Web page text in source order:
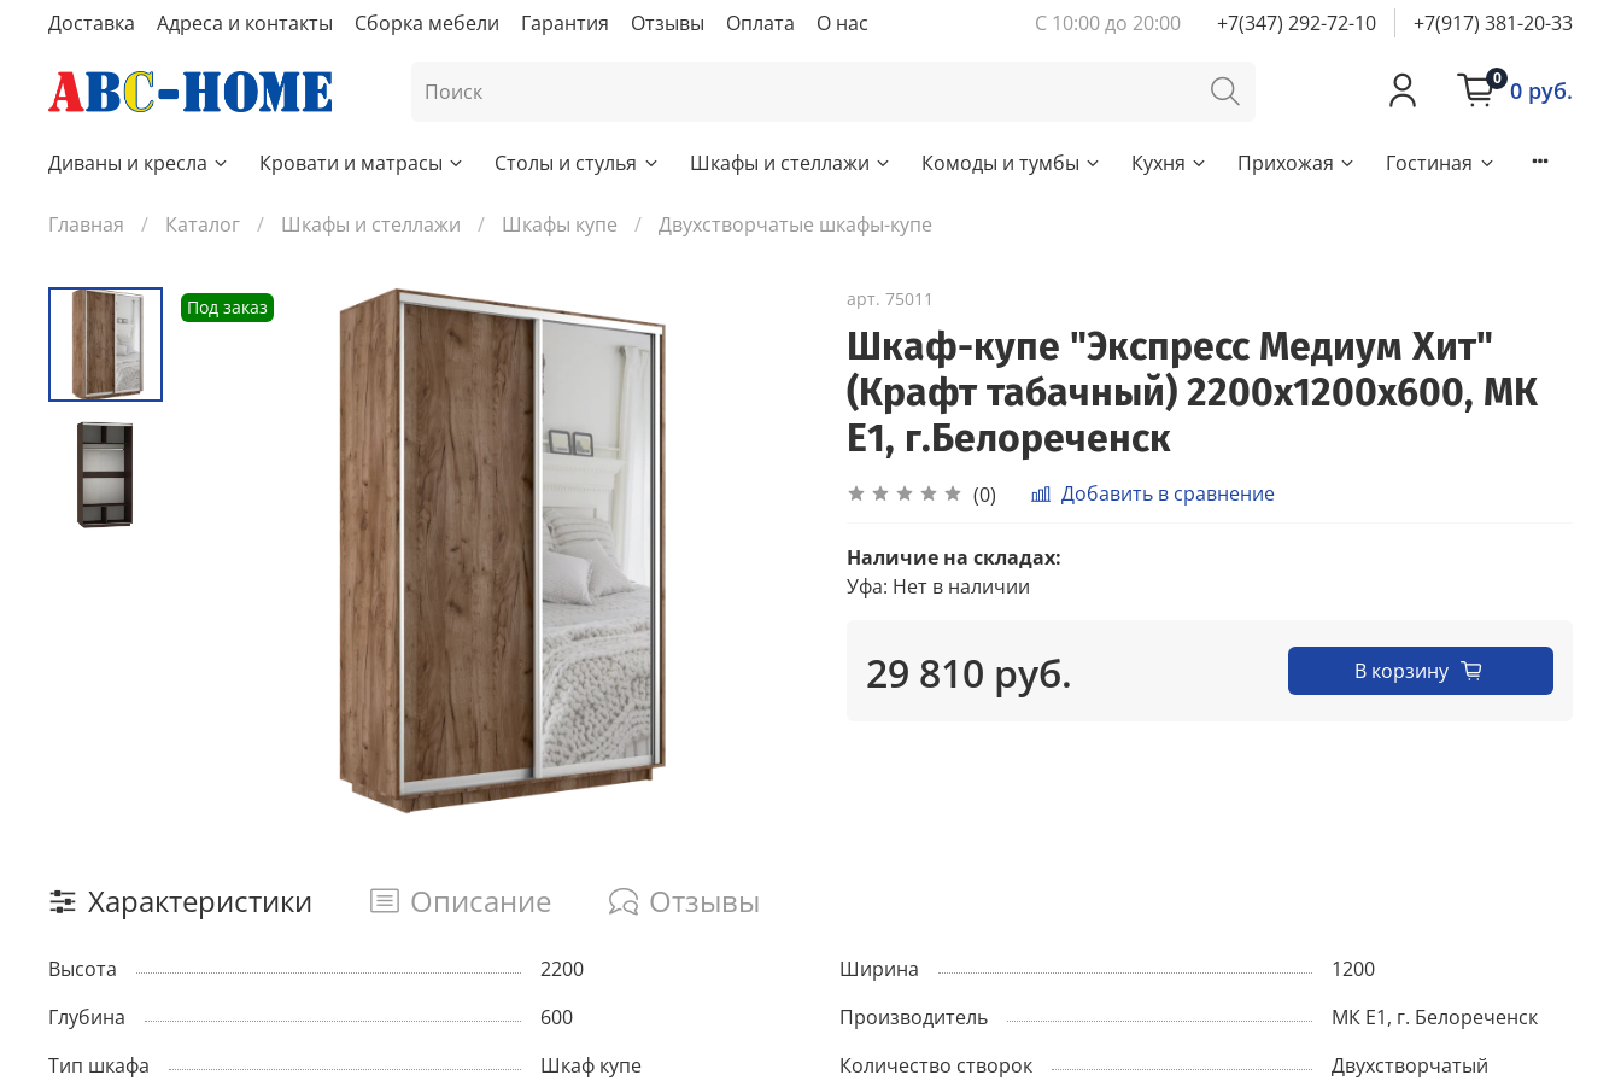
Доставка Адреса и контакты Сборка мебели Гарантия Отзывы Оплата О нас С 10:00 до 20:00 +7(347) 292-72-10 +7(917) 381-20-33
0 0 руб.
Диваны и кресла Кровати и матрасы Столы и стулья Шкафы и стеллажи Комоды и тумбы Кухня Прихожая Гостиная
Главная Каталог Шкафы и стеллажи Шкафы купе Двухстворчатые шкафы-купе
Под заказ арт. 75011
Шкаф-купе "Экспресс Медиум Хит"
(Крафт табачный) 2200х1200х600, МК
Е1, г.Белореченск
(0) Добавить в сравнение
Наличие на складах:
Уфа: Нет в наличии
29 810 руб. В корзину
Характеристики Описание Отзывы
Высота 2200 Ширина
1200
Глубина
600 Производитель
МК Е1, г. Белореченск
Тип шкафа
Шкаф купе Количество створок Двухстворчатый